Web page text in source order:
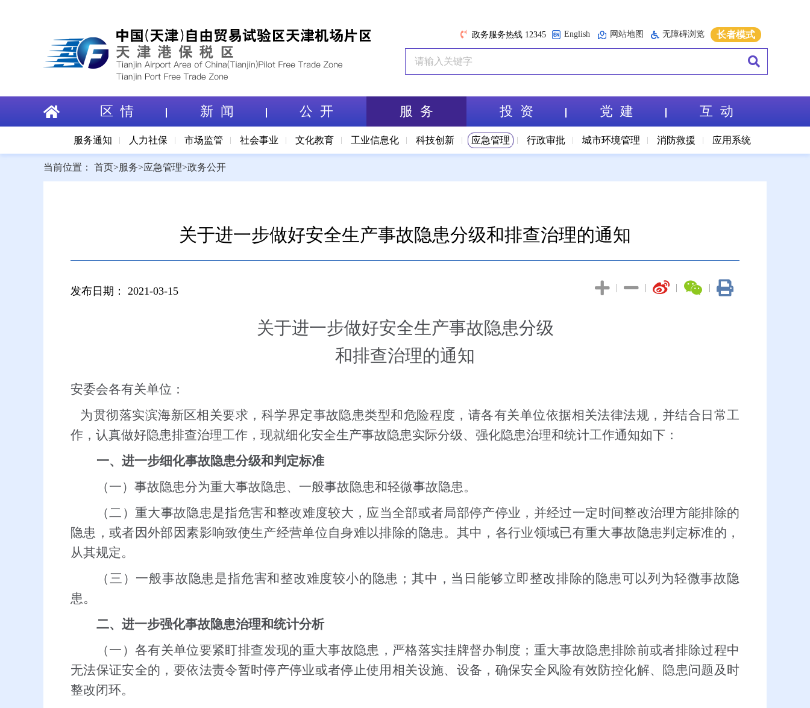
政务服务热线 12345 English 网站地图 无障碍浏览 长者模式
区 情 新 闻 公 开 服 务
服务通知 人力社保 市场监管 社会事业 文化教育 工业信息化 科技创新 应急管理 行政审批 城市环境管理 消防救援 应用系统
投 资 党 建 互 动
当前位置： 首页>服务>应急管理>政务公开
关于进一步做好安全生产事故隐患分级和排查治理的通知
发布日期： 2021-03-15 |
|
|
|
关于进一步做好安全生产事故隐患分级
和排查治理的通知
安委会各有关单位：
为贯彻落实滨海新区相关要求，科学界定事故隐患类型和危险程度，请各有关单位依据相关法律法规，并结合日常工
作，认真做好隐患排查治理工作，现就细化安全生产事故隐患实际分级、强化隐患治理和统计工作通知如下：
一、进一步细化事故隐患分级和判定标准
（一）事故隐患分为重大事故隐患、一般事故隐患和轻微事故隐患。
（二）重大事故隐患是指危害和整改难度较大，应当全部或者局部停产停业，并经过一定时间整改治理方能排除的
隐患，或者因外部因素影响致使生产经营单位自身难以排除的隐患。其中，各行业领域已有重大事故隐患判定标准的，
从其规定。
（三）一般事故隐患是指危害和整改难度较小的隐患；其中，当日能够立即整改排除的隐患可以列为轻微事故隐
患。
二、进一步强化事故隐患治理和统计分析
（一）各有关单位要紧盯排查发现的重大事故隐患，严格落实挂牌督办制度；重大事故隐患排除前或者排除过程中
无法保证安全的，要依法责令暂时停产停业或者停止使用相关设施、设备，确保安全风险有效防控化解、隐患问题及时
整改闭环。